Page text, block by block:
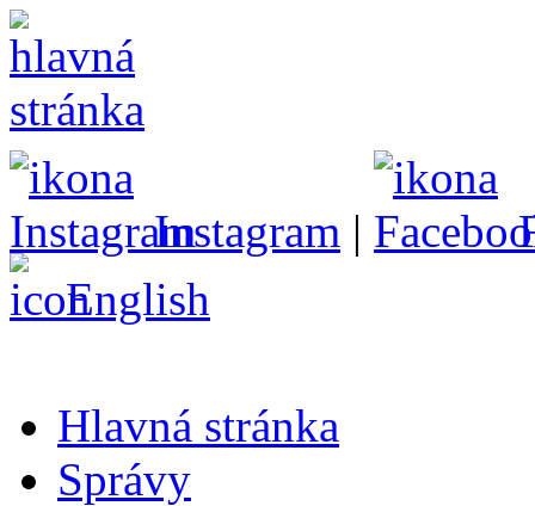
Instagram |
English
Hlavná stránka
Správy